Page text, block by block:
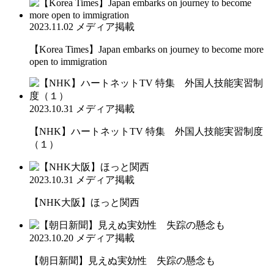
2023.11.02 メディア掲載
【Korea Times】Japan embarks on journey to become more
open to immigration
2023.10.31 メディア掲載
【NHK】ハートネットTV 特集 外国人技能実習制度
（１）
2023.10.31 メディア掲載
【NHK大阪】ほっと関西
2023.10.20 メディア掲載
【朝日新聞】見えぬ実効性 失踪の懸念も